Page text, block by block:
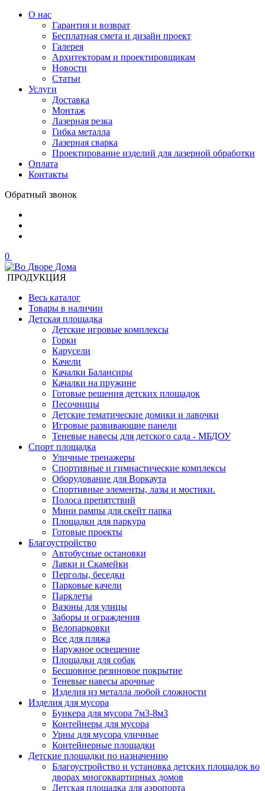
О нас
Гарантия и возврат
Бесплатная смета и дизайн проект
Галерея
Архитекторам и проектировщикам
Новости
Статьи
Услуги
Доставка
Монтаж
Лазерная резка
Гибка металла
Лазерная сварка
Проектирование изделий для лазерной обработки
Оплата
Контакты
Обратный звонок
0
ПРОДУКЦИЯ
Весь каталог
Товары в наличии
Детская площадка
Детские игровые комплексы
Горки
Карусели
Качели
Качалки Балансиры
Качалки на пружине
Готовые решения детских площадок
Песочницы
Детские тематические домики и лавочки
Игровые развивающие панели
Теневые навесы для детского сада - МБДОУ
Спорт площадка
Уличные тренажеры
Спортивные и гимнастические комплексы
Оборудование для Воркаута
Спортивные элементы, лазы и мостики.
Полоса препятствий
Мини рампы для скейт парка
Площадки для паркура
Готовые проекты
Благоустройство
Автобусные остановки
Лавки и Скамейки
Перголы, беседки
Парковые качели
Парклеты
Вазоны для улицы
Заборы и ограждения
Велопарковки
Все для пляжа
Наружное освещение
Площадки для собак
Бесшовное резиновое покрытие
Теневые навесы арочные
Изделия из металла любой сложности
Изделия для мусора
Бункера для мусора 7м3-8м3
Контейнеры для мусора
Урны для мусора уличные
Контейнерные площадки
Детские площадки по назначению
Благоустройство и установка детских площадок во
дворах многоквартирных домов
Детская площадка для аэропорта